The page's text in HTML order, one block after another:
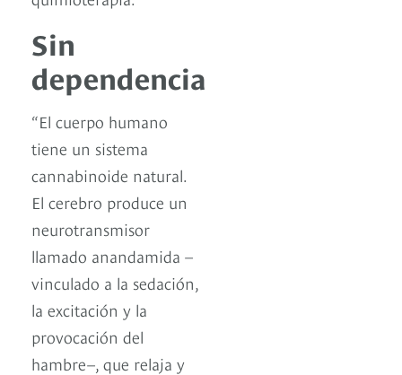
Sin
dependencia
“El cuerpo humano
tiene un sistema
cannabinoide natural.
El cerebro produce un
neurotransmisor
llamado anandamida –
vinculado a la sedación,
la excitación y la
provocación del
hambre–, que relaja y